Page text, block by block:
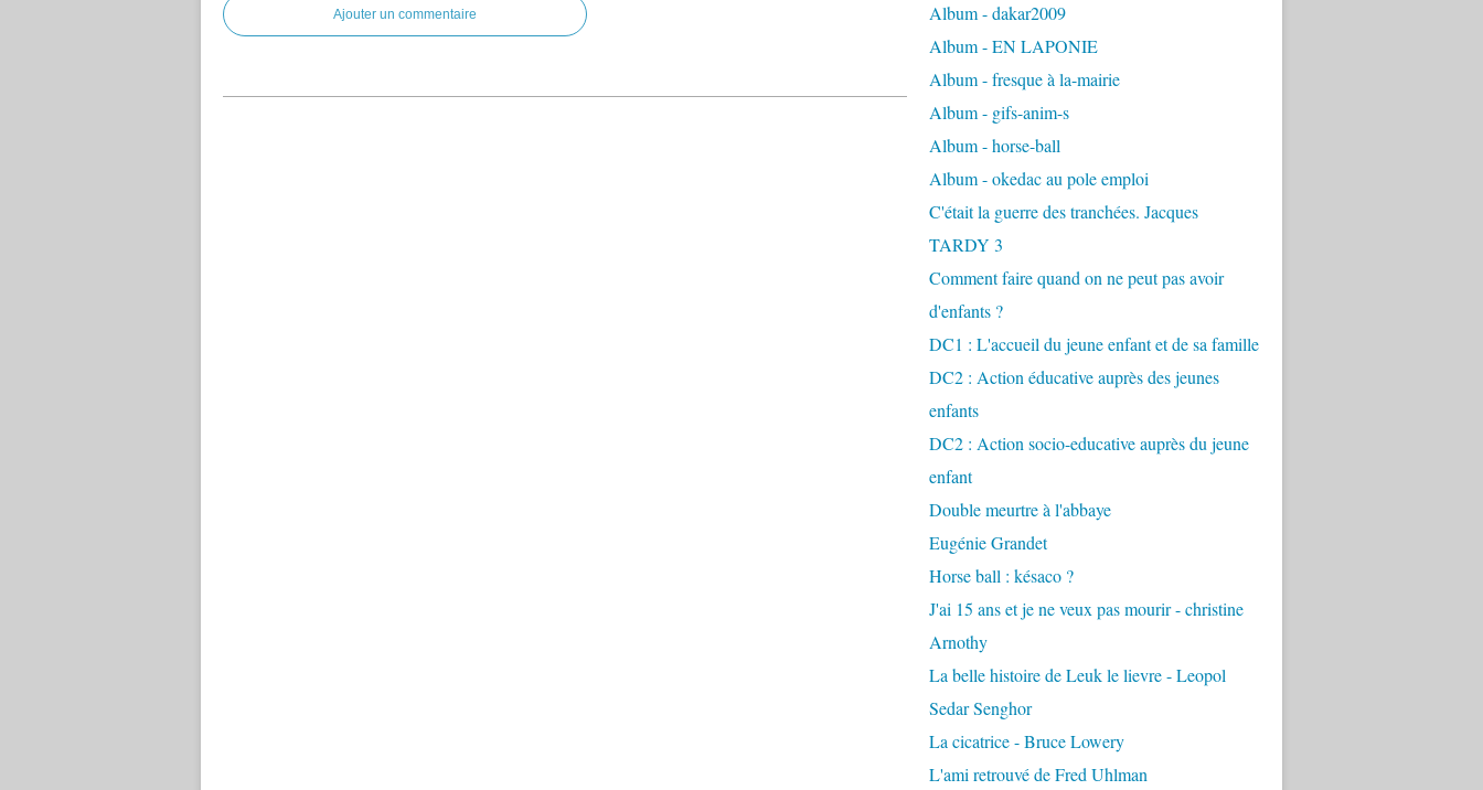
Ajouter un commentaire
Album - dakar2009
Album - EN LAPONIE
Album - fresque à la-mairie
Album - gifs-anim-s
Album - horse-ball
Album - okedac au pole emploi
C'était la guerre des tranchées. Jacques
TARDY 3
Comment faire quand on ne peut pas avoir
d'enfants ?
DC1 : L'accueil du jeune enfant et de sa famille
DC2 : Action éducative auprès des jeunes
enfants
DC2 : Action socio-educative auprès du jeune
enfant
Double meurtre à l'abbaye
Eugénie Grandet
Horse ball : késaco ?
J'ai 15 ans et je ne veux pas mourir - christine
Arnothy
La belle histoire de Leuk le lievre - Leopol
Sedar Senghor
La cicatrice - Bruce Lowery
L'ami retrouvé de Fred Uhlman